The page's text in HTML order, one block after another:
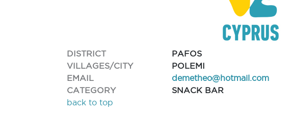
DISTRICT
PAFOS
VILLAGES/CITY
POLEMI
EMAIL
demetheo@hotmail.com
CATEGORY
SNACK BAR
back to top